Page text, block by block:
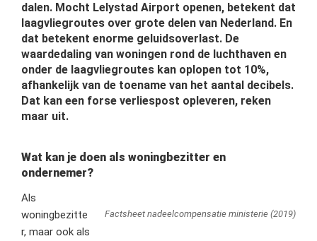
dalen. Mocht Lelystad Airport openen, betekent dat
laagvliegroutes over grote delen van Nederland. En
dat betekent enorme geluidsoverlast. De
waardedaling van woningen rond de luchthaven en
onder de laagvliegroutes kan oplopen tot 10%,
afhankelijk van de toename van het aantal decibels.
Dat kan een forse verliespost opleveren, reken
maar uit.
Wat kan je doen als woningbezitter en
ondernemer?
Factsheet nadeelcompensatie ministerie (2019)
Als
woningbezitte
r, maar ook als